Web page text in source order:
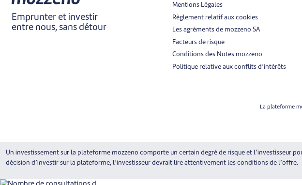
Emprunter et investir
entre nous, sans détour
Mentions Légales
Règlement relatif aux cookies
Les agréments de mozzeno SA
Facteurs de risque
Conditions des Notes mozzeno
Politique relative aux conflits d’intérêts
La plateforme
Un investissement sur la plateforme mozzeno comporte un certain degré de risque et l’investisseur
décision d’investir sur la plateforme, l’investisseur devrait lire attentivement les conditions de l’offre.